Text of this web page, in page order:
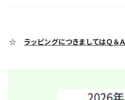
☆ ラッピングにつきましてはＱ＆